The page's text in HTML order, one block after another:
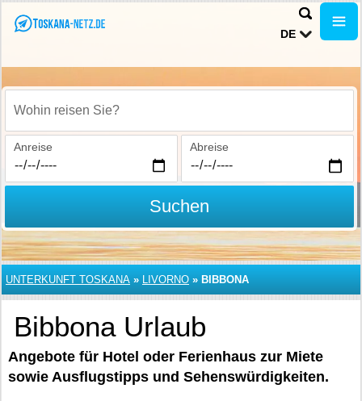
DE
Wohin reisen Sie?
Anreise Abreise
Suchen
UNTERKUNFT TOSKANA » LIVORNO » BIBBONA
Bibbona Urlaub
Angebote für Hotel oder Ferienhaus zur Miete
sowie Ausflugstipps und Sehenswürdigkeiten.